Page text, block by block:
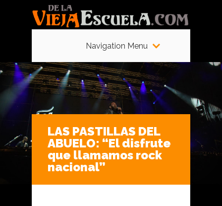
Navigation Menu
LAS PASTILLAS DEL
ABUELO: “El disfrute
que llamamos rock
nacional”